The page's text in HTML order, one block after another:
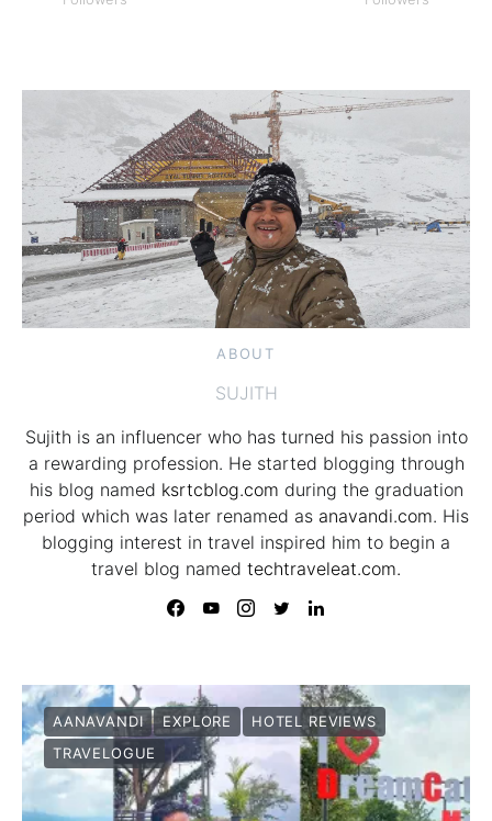
ABOUT
SUJITH
Sujith is an influencer who has turned his passion into
a rewarding profession. He started blogging through
his blog named ksrtcblog.com during the graduation
period which was later renamed as anavandi.com. His
blogging interest in travel inspired him to begin a
travel blog named techtraveleat.com.
AANAVANDI EXPLORE
HOTEL REVIEWS
TRAVELOGUE